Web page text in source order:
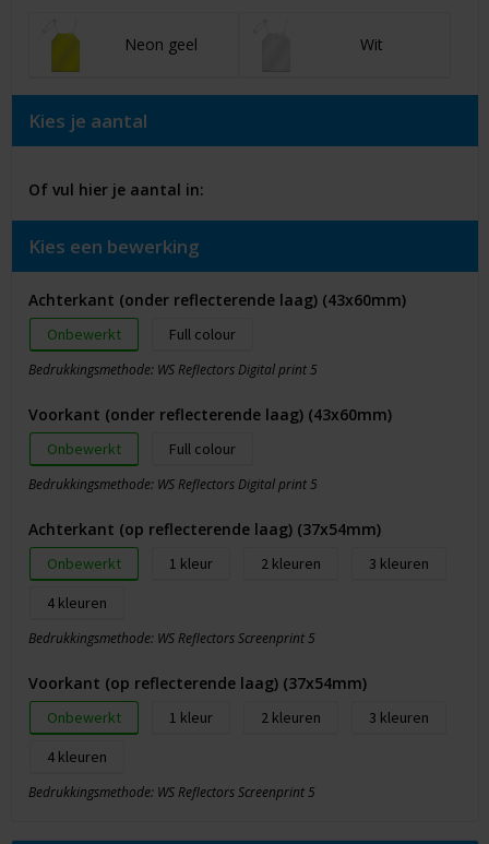
Neon geel Wit
Kies je aantal
Of vul hier je aantal in:
Kies een bewerking
Achterkant (onder reflecterende laag) (43x60mm)
Onbewerkt Full colour
Bedrukkingsmethode: WS Reflectors Digital print 5
Voorkant (onder reflecterende laag) (43x60mm)
Onbewerkt Full colour
Bedrukkingsmethode: WS Reflectors Digital print 5
Achterkant (op reflecterende laag) (37x54mm)
Onbewerkt 1 2
3
4
Bedrukkingsmethode: WS Reflectors Screenprint 5
Voorkant (op reflecterende laag) (37x54mm)
Onbewerkt 1 2
3
4
Bedrukkingsmethode: WS Reflectors Screenprint 5